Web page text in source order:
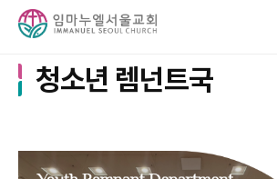
청소년 렘넌트국